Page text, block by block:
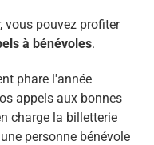
vous pouvez profiter
à bénévoles.
phare l'année
appels aux bonnes
charge la billetterie
personne bénévole